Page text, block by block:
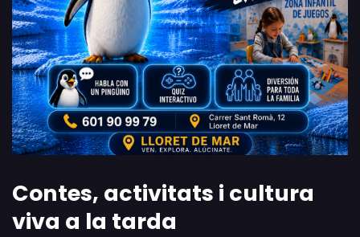
Contes, activitats i cultura
viva a la tarda